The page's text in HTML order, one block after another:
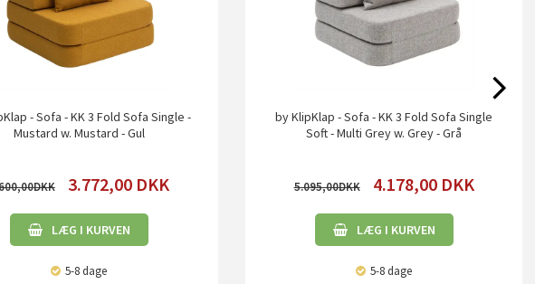
- Sofa - KK 3 Fold Sofa Single -
Mustard w. Mustard - Gul
3.772,00 DKK
LÆG I KURVEN
5-8 dage
by KlipKlap - Sofa - KK 3 Fold Sofa Single
Soft - Multi Grey w. Grey - Grå
5.095,00 4.178,00 DKK
LÆG I KURVEN
5-8 dage